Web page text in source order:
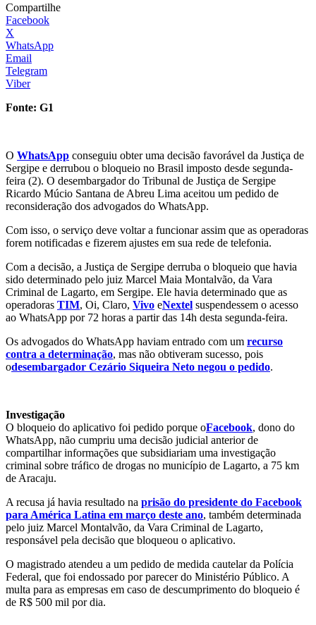
Compartilhe
Facebook
X
WhatsApp
Email
Telegram
Viber
Fonte: G1
O WhatsApp conseguiu obter uma decisão favorável da Justiça de
Sergipe e derrubou o bloqueio no Brasil imposto desde segunda-
feira (2). O desembargador do Tribunal de Justiça de Sergipe
Ricardo Múcio Santana de Abreu Lima aceitou um pedido de
reconsideração dos advogados do WhatsApp.
Com isso, o serviço deve voltar a funcionar assim que as operadoras
forem notificadas e fizerem ajustes em sua rede de telefonia.
Com a decisão, a Justiça de Sergipe derruba o bloqueio que havia
sido determinado pelo juiz Marcel Maia Montalvão, da Vara
Criminal de Lagarto, em Sergipe. Ele havia determinado que as
operadoras TIM, Oi, Claro, Vivo eNextel suspendessem o acesso
ao WhatsApp por 72 horas a partir das 14h desta segunda-feira.
Os advogados do WhatsApp haviam entrado com um recurso
contra a determinação, mas não obtiveram sucesso, pois
odesembargador Cezário Siqueira Neto negou o pedido.
Investigação
O bloqueio do aplicativo foi pedido porque oFacebook, dono do
WhatsApp, não cumpriu uma decisão judicial anterior de
compartilhar informações que subsidiariam uma investigação
criminal sobre tráfico de drogas no município de Lagarto, a 75 km
de Aracaju.
A recusa já havia resultado na prisão do presidente do Facebook
para América Latina em março deste ano, também determinada
pelo juiz Marcel Montalvão, da Vara Criminal de Lagarto,
responsável pela decisão que bloqueou o aplicativo.
O magistrado atendeu a um pedido de medida cautelar da Polícia
Federal, que foi endossado por parecer do Ministério Público. A
multa para as empresas em caso de descumprimento do bloqueio é
de R$ 500 mil por dia.